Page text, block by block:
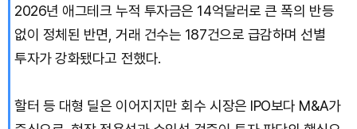
Bitcoin (BTC) ₩91,734,940(+0.05%)
2026년 애그테크 누적 투자금은 14억달러로 큰 폭의 반등
없이 정체된 반면, 거래 건수는 187건으로 급감하며 선별
투자가 강화됐다고 전했다.
할터 등 대형 딜은 이어지지만 회수 시장은 IPO보다 M&A가